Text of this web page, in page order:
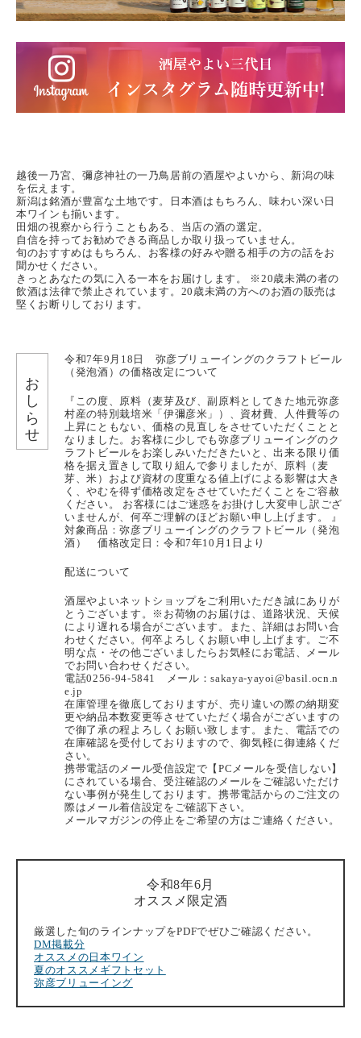
越後一乃宮、彌彦神社の一乃鳥居前の酒屋やよいから、新潟の味
を伝えます。
新潟は銘酒が豊富な土地です。日本酒はもちろん、味わい深い日
本ワインも揃います。
田畑の視察から行うこともある、当店の酒の選定。
自信を持ってお勧めできる商品しか取り扱っていません。
旬のおすすめはもちろん、お客様の好みや贈る相手の方の話をお
聞かせください。
きっとあなたの気に入る一本をお届けします。 ※20歳未満の者の
飲酒は法律で禁止されています。20歳未満の方へのお酒の販売は
堅くお断りしております。
おしらせ
令和7年9月18日 弥彦ブリューイングのクラフトビール
（発泡酒）の価格改定について
『この度、原料（麦芽及び、副原料としてきた地元弥彦
村産の特別栽培米「伊彌彦米」）、資材費、人件費等の
上昇にともない、価格の見直しをさせていただくことと
なりました。お客様に少しでも弥彦ブリューイングのク
ラフトビールをお楽しみいただきたいと、出来る限り価
格を据え置きして取り組んで参りましたが、原料（麦
芽、米）および資材の度重なる値上げによる影響は大き
く、やむを得ず価格改定をさせていただくことをご容赦
ください。 お客様にはご迷惑をお掛けし大変申し訳ござ
いませんが、何卒ご理解のほどお願い申し上げます。 』
対象商品：弥彦ブリューイングのクラフトビール（発泡
酒） 価格改定日：令和7年10月1日より
配送について
酒屋やよいネットショップをご利用いただき誠にありが
とうございます。※お荷物のお届けは、道路状況、天候
により遅れる場合がございます。また、詳細はお問い合
わせください。何卒よろしくお願い申し上げます。ご不
明な点・その他ございましたらお気軽にお電話、メール
でお問い合わせください。
電話0256-94-5841 メール：sakaya-yayoi@basil.ocn.n
e.jp
在庫管理を徹底しておりますが、売り違いの際の納期変
更や納品本数変更等させていただく場合がございますの
で御了承の程よろしくお願い致します。また、電話での
在庫確認を受付しておりますので、御気軽に御連絡くだ
さい。
携帯電話のメール受信設定で【PCメールを受信しない】
にされている場合、受注確認のメールをご確認いただけ
ない事例が発生しております。携帯電話からのご注文の
際はメール着信設定をご確認下さい。
メールマガジンの停止をご希望の方はご連絡ください。
令和8年6月
オススメ限定酒
厳選した旬のラインナップをPDFでぜひご確認ください。
DM掲載分
オススメの日本ワイン
夏のオススメギフトセット
弥彦ブリューイング